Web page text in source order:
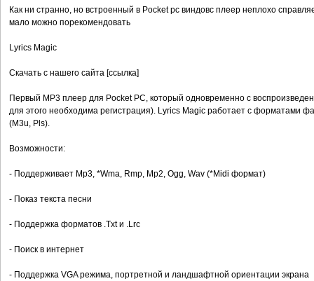
Как ни странно, но встроенный в Pocket pc виндовс плеер неплохо
мало можно порекомендовать
Lyrics Magic
Скачать с нашего сайта [ссылка]
Первый MP3 плеер для Pocket PC, который одновременно с
для этого необходима регистрация). Lyrics Magic работает с форматами
(M3u, Pls).
Возможности:
- Поддерживает Mp3, *Wma, Rmp, Mp2, Ogg, Wav (*Midi формат)
- Показ текста песни
- Поддержка форматов .Txt и .Lrc
- Поиск в интернет
- Поддержка VGA режима, портретной и ландшафтной ориентации экрана